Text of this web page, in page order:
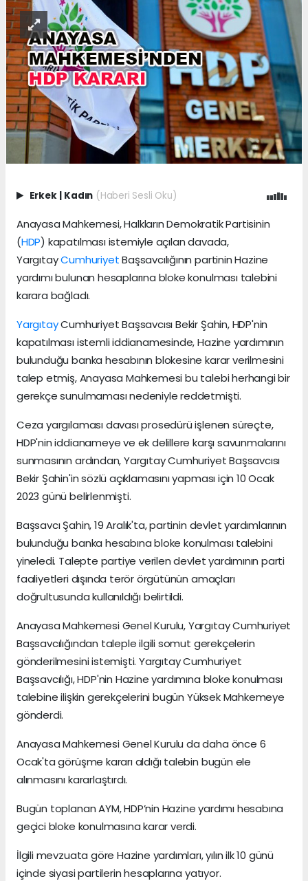
Erkek | Kadın (Haberi Sesli Oku)
Anayasa Mahkemesi, Halkların Demokratik Partisinin
(HDP) kapatılması istemiyle açılan davada,
YargıtayCumhuriyetBaşsavcılığının partinin Hazine
yardımı bulunan hesaplarına bloke konulması talebini
karara bağladı.
YargıtayCumhuriyet Başsavcısı Bekir Şahin, HDP'nin
kapatılması istemli iddianamesinde, Hazine yardımının
bulunduğu banka hesabının blokesine karar verilmesini
talep etmiş, Anayasa Mahkemesi bu talebi herhangi bir
gerekçe sunulmaması nedeniyle reddetmişti.
Ceza yargılaması davası prosedürü işlenen süreçte,
HDP'nin iddianameye ve ek delillere karşı savunmalarını
sunmasının ardından, Yargıtay Cumhuriyet Başsavcısı
Bekir Şahin'in sözlü açıklamasını yapması için 10 Ocak
2023 günü belirlenmişti.
Başsavcı Şahin, 19 Aralık'ta, partinin devlet yardımlarının
bulunduğu banka hesabına bloke konulması talebini
yineledi. Talepte partiye verilen devlet yardımının parti
faaliyetleri dışında terör örgütünün amaçları
doğrultusunda kullanıldığı belirtildi.
Anayasa Mahkemesi Genel Kurulu, Yargıtay Cumhuriyet
Başsavcılığından taleple ilgili somut gerekçelerin
gönderilmesini istemişti. Yargıtay Cumhuriyet
Başsavcılığı, HDP'nin Hazine yardımına bloke konulması
talebine ilişkin gerekçelerini bugün Yüksek Mahkemeye
gönderdi.
Anayasa Mahkemesi Genel Kurulu da daha önce 6
Ocak'ta görüşme kararı aldığı talebin bugün ele
alınmasını kararlaştırdı.
Bugün toplanan AYM, HDP’nin Hazine yardımı hesabına
geçici bloke konulmasına karar verdi.
İlgili mevzuata göre Hazine yardımları, yılın ilk 10 günü
içinde siyasi partilerin hesaplarına yatıyor.